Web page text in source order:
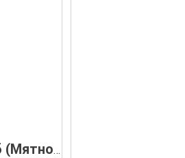
Боди 76296-б (Мятное)